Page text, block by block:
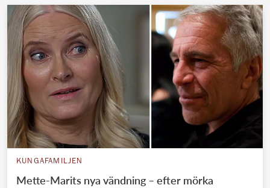
KUNGAFAMILJEN
Mette-Marits nya vändning – efter mörka